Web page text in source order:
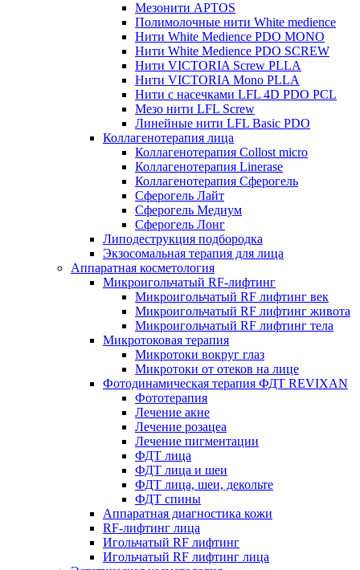
Мезонити APTOS
Полимолочные нити White medience
Нити White Medience PDO MONO
Нити White Medience PDO SCREW
Нити VICTORIA Screw PLLA
Нити VICTORIA Mono PLLA
Нити с насечками LFL 4D PDO PCL
Мезо нити LFL Screw
Линейные нити LFL Basic PDO
Коллагенотерапия лица
Коллагенотерапия Collost micro
Коллагенотерапия Linerase
Коллагенотерапия Сферогель
Сферогель Лайт
Сферогель Медиум
Сферогель Лонг
Липодеструкция подбородка
Экзосомальная терапия для лица
Аппаратная косметология
Микроигольчатый RF-лифтинг
Микроигольчатый RF лифтинг век
Микроигольчатый RF лифтинг живота
Микроигольчатый RF лифтинг тела
Микротоковая терапия
Микротоки вокруг глаз
Микротоки от отеков на лице
Фотодинамическая терапия ФДТ REVIXAN
Фототерапия
Лечение акне
Лечение розацеа
Лечение пигментации
ФДТ лица
ФДТ лица и шеи
ФДТ лица, шеи, декольте
ФДТ спины
Аппаратная диагностика кожи
RF-лифтинг лица
Игольчатый RF лифтинг
Игольчатый RF лифтинг лица